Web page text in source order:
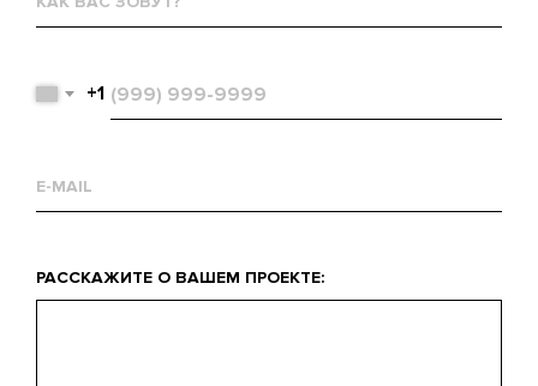
вас
Телефон
+1
Что
вас
РАССКАЖИТЕ О ВАШЕМ ПРОЕКТЕ: